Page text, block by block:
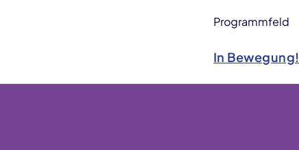
Programmfeld
In Bewegung!